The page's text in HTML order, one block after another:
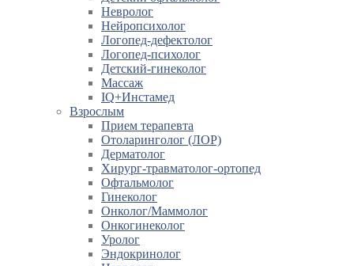
Невролог
Нейропсихолог
Логопед-дефектолог
Логопед-психолог
Детский-гинеколог
Массаж
IQ+Инстамед
Взрослым
Прием терапевта
Отоларинголог (ЛОР)
Дерматолог
Хирург-травматолог-ортопед
Офтальмолог
Гинеколог
Онколог/Маммолог
Онкогинеколог
Уролог
Эндокринолог